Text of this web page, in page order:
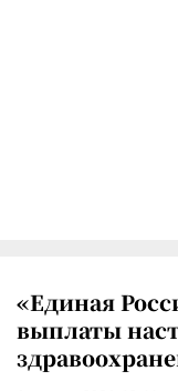
«Единая
выплаты